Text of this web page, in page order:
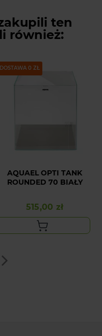
ten
również:
DOSTAWA 0 ZŁ
AQUAEL OPTI TANK
ROUNDED 70 BIAŁY
Cena
515,00 zł